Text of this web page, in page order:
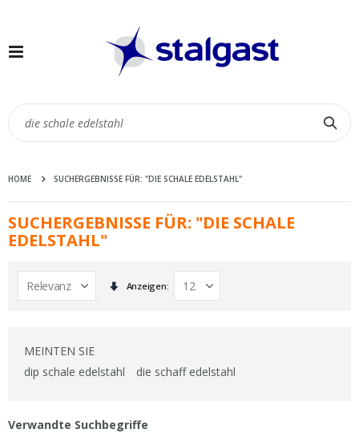
Navigation
HOME SUCHERGEBNISSE FÜR: "DIE SCHALE EDELSTAHL"
SUCHERGEBNISSE FÜR: "DIE SCHALE
EDELSTAHL"
In
aufsteigender
Anzeigen
MEINTEN SIE
dip schale edelstahl
die schaff edelstahl
Verwandte Suchbegriffe